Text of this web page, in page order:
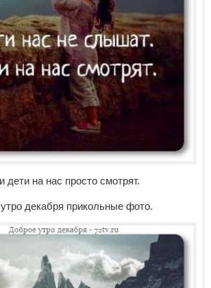
дети на нас просто смотрят.
декабря прикольные фото.